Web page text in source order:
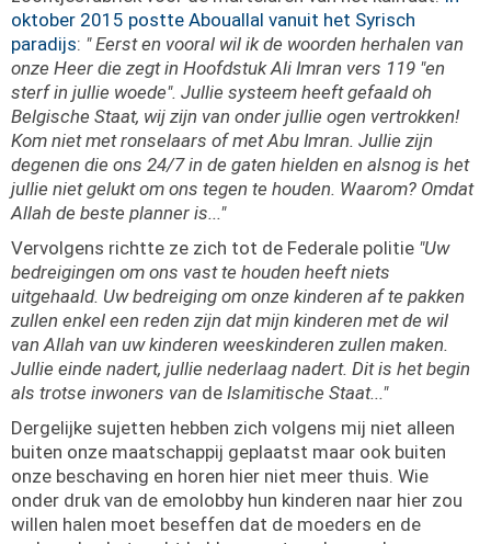
oktober 2015 postte Abouallal vanuit het Syrisch
paradijs: " Eerst en vooral wil ik de woorden herhalen van
onze Heer die zegt in Hoofdstuk Ali Imran vers 119 "en
sterf in jullie woede". Jullie systeem heeft gefaald oh
Belgische Staat, wij zijn van onder jullie ogen vertrokken!
Kom niet met ronselaars of met Abu Imran. Jullie zijn
degenen die ons 24/7 in de gaten hielden en alsnog is het
jullie niet gelukt om ons tegen te houden. Waarom? Omdat
Allah de beste planner is..."
Vervolgens richtte ze zich tot de Federale politie "Uw
bedreigingen om ons vast te houden heeft niets
uitgehaald. Uw bedreiging om onze kinderen af te pakken
zullen enkel een reden zijn dat mijn kinderen met de wil
van Allah van uw kinderen weeskinderen zullen maken.
Jullie einde nadert, jullie nederlaag nadert. Dit is het begin
als trotse inwoners van de Islamitische Staat..."
Dergelijke sujetten hebben zich volgens mij niet alleen
buiten onze maatschappij geplaatst maar ook buiten
onze beschaving en horen hier niet meer thuis. Wie
onder druk van de emolobby hun kinderen naar hier zou
willen halen moet beseffen dat de moeders en de